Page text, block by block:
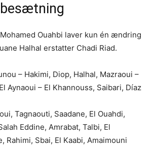
Ouahbi laver kun én ændring
Halhal erstatter Chadi Riad.
– Hakimi, Diop, Halhal, Mazraoui –
Aynaoui – El Khannouss, Saibari, Díaz
Tagnaouti, Saadane, El Ouahdi,
Eddine, Amrabat, Talbi, El
Rahimi, Sbai, El Kaabi, Amaimouni